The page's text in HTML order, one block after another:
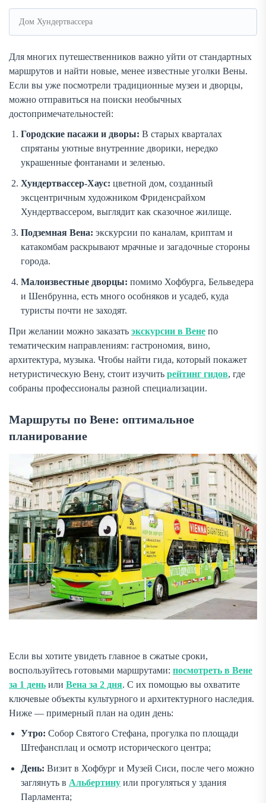
Дом Хундертвассера
Для многих путешественников важно уйти от стандартных
маршрутов и найти новые, менее известные уголки Вены.
Если вы уже посмотрели традиционные музеи и дворцы,
можно отправиться на поиски необычных
достопримечательностей:
Городские пасажи и дворы: В старых кварталах
спрятаны уютные внутренние дворики, нередко
украшенные фонтанами и зеленью.
Хундертвассер-Хаус: цветной дом, созданный
эксцентричным художником Фриденсрайхом
Хундертвассером, выглядит как сказочное жилище.
Подземная Вена: экскурсии по каналам, криптам и
катакомбам раскрывают мрачные и загадочные стороны
города.
Малоизвестные дворцы: помимо Хофбурга, Бельведера
и Шенбрунна, есть много особняков и усадеб, куда
туристы почти не заходят.
При желании можно заказать экскурсии в Вене по
тематическим направлениям: гастрономия, вино,
архитектура, музыка. Чтобы найти гида, который покажет
нетуристическую Вену, стоит изучить рейтинг гидов, где
собраны профессионалы разной специализации.
Маршруты по Вене: оптимальное
планирование
Если вы хотите увидеть главное в сжатые сроки,
воспользуйтесь готовыми маршрутами: посмотреть в Вене
за 1 день или Вена за 2 дня. С их помощью вы охватите
ключевые объекты культурного и архитектурного наследия.
Ниже — примерный план на один день:
Утро: Собор Святого Стефана, прогулка по площади
Штефансплац и осмотр исторического центра;
День: Визит в Хофбург и Музей Сиси, после чего можно
заглянуть в Альбертину или прогуляться у здания
Парламента;